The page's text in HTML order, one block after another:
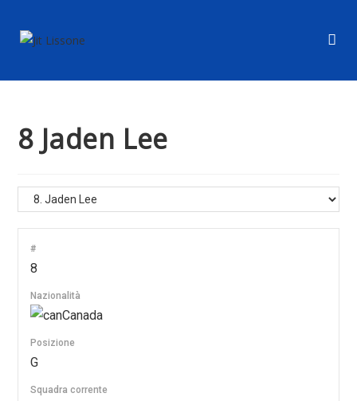
8 Jaden Lee
#
8
Nazionalità
Canada
Posizione
G
Squadra corrente